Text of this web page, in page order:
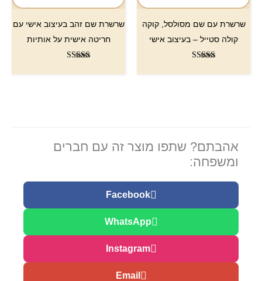
שרשרת עם שם מסולסל, קוקה
קולה סטייל – בעיצוב אישי
5.00
שרשרת שם זהב בעיצוב אישי עם
חריטה אישית על אותיות
5.00
אהבתם? שתפו מוצר זה עם חברים
ומשפחה:
Facebook
WhatsApp
Instagram
Email